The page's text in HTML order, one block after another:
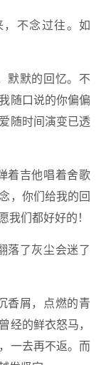
不念过往。如
默默的回忆。不
随口说的你偏偏
随时间演变已透
着吉他唱着舍歌
，你们给我的回
们都好好的！
落了灰尘会迷了
香屑，点燃的青
经的鲜衣怒马，
一去再不返。而